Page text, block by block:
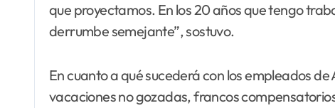
que proyectamos. En los 20 años que tengo
derrumbe semejante”, sostuvo.
En cuanto a qué sucederá con los empleados
vacaciones no gozadas, francos